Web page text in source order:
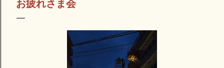
お疲れさま会